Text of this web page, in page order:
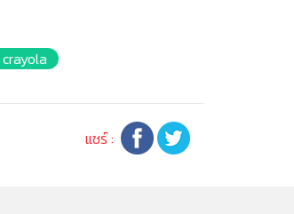
แชร์ :